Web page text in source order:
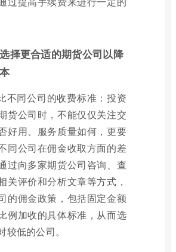
择更合适的期货公司以降
不同公司的收费标准：投资
货公司时，不能仅仅关注交
好用、服务质量如何，更要
同公司在佣金收取方面的差
过向多家期货公司咨询、查
关评价和分析文章等方式，
的佣金政策，包括固定金额
例加收的具体标准，从而选
较低的公司。